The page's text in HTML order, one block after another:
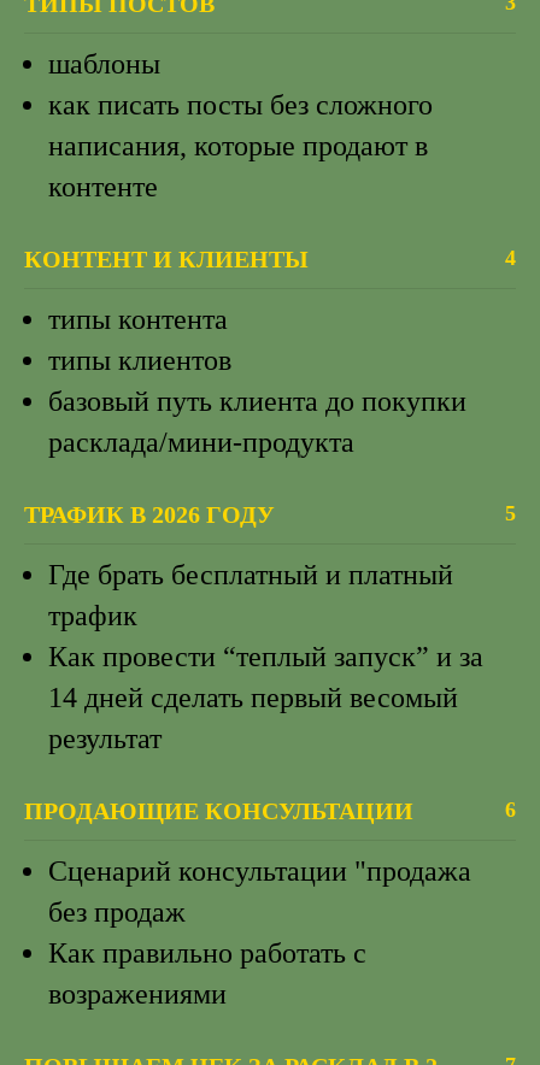
шаблоны
как писать посты без сложного
написания, которые продают в
контенте
КОНТЕНТ И КЛИЕНТЫ 4
типы контента
типы клиентов
базовый путь клиента до покупки
расклада/мини-продукта
ТРАФИК В 2026 ГОДУ 5
Где брать бесплатный и платный
трафик
Как провести “теплый запуск” и за
14 дней сделать первый весомый
результат
ПРОДАЮЩИЕ КОНСУЛЬТАЦИИ 6
Сценарий консультации "продажа
без продаж
Как правильно работать с
возражениями